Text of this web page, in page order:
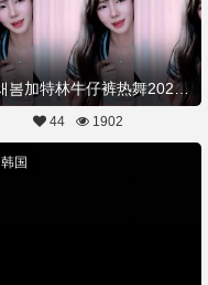
BJ새봄加特林牛仔裤热舞20250619Hot Dance
44 1902
韩国